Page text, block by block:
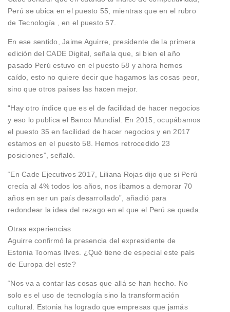
Perú se ubica en el puesto 55, mientras que en el rubro
de Tecnología , en el puesto 57.
En ese sentido, Jaime Aguirre, presidente de la primera
edición del CADE Digital, señala que, si bien el año
pasado Perú estuvo en el puesto 58 y ahora hemos
caído, esto no quiere decir que hagamos las cosas peor,
sino que otros países las hacen mejor.
“Hay otro índice que es el de facilidad de hacer negocios
y eso lo publica el Banco Mundial. En 2015, ocupábamos
el puesto 35 en facilidad de hacer negocios y en 2017
estamos en el puesto 58. Hemos retrocedido 23
posiciones”, señaló.
“En Cade Ejecutivos 2017, Liliana Rojas dijo que si Perú
crecía al 4% todos los años, nos íbamos a demorar 70
años en ser un país desarrollado”, añadió para
redondear la idea del rezago en el que el Perú se queda.
Otras experiencias
Aguirre confirmó la presencia del expresidente de
Estonia Toomas Ilves. ¿Qué tiene de especial este país
de Europa del este?
“Nos va a contar las cosas que allá se han hecho. No
solo es el uso de tecnología sino la transformación
cultural. Estonia ha logrado que empresas que jamás